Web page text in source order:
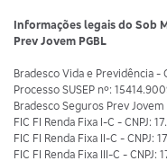
Informações legais do Sob
Prev Jovem PGBL
Bradesco Vida e Previdência -
Processo SUSEP nº:
Bradesco Seguros Prev Jovem
FIC FI Renda Fixa I-C - CNPJ:
FIC FI Renda Fixa II-C - CNPJ:
FIC FI Renda Fixa III-C - CNPJ: